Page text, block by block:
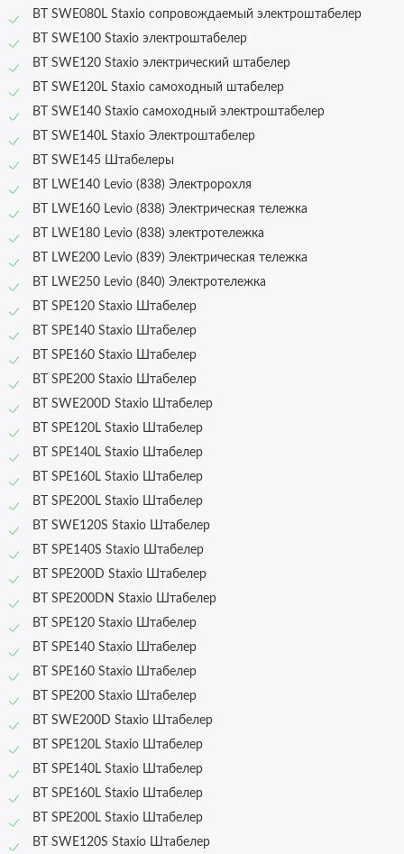
BT SWE080L Staxio сопровождаемый электроштабелер
BT SWE100 Staxio электроштабелер
BT SWE120 Staxio электрический штабелер
BT SWE120L Staxio самоходный штабелер
BT SWE140 Staxio самоходный электроштабелер
BT SWE140L Staxio Электроштабелер
BT SWE145 Штабелеры
BT LWE140 Levio (838) Электророхля
BT LWE160 Levio (838) Электрическая тележка
BT LWE180 Levio (838) электротележка
BT LWE200 Levio (839) Электрическая тележка
BT LWE250 Levio (840) Электротележка
BT SPE120 Staxio Штабелер
BT SPE140 Staxio Штабелер
BT SPE160 Staxio Штабелер
BT SPE200 Staxio Штабелер
BT SWE200D Staxio Штабелер
BT SPE120L Staxio Штабелер
BT SPE140L Staxio Штабелер
BT SPE160L Staxio Штабелер
BT SPE200L Staxio Штабелер
BT SWE120S Staxio Штабелер
BT SPE140S Staxio Штабелер
BT SPE200D Staxio Штабелер
BT SPE200DN Staxio Штабелер
BT SPE120 Staxio Штабелер
BT SPE140 Staxio Штабелер
BT SPE160 Staxio Штабелер
BT SPE200 Staxio Штабелер
BT SWE200D Staxio Штабелер
BT SPE120L Staxio Штабелер
BT SPE140L Staxio Штабелер
BT SPE160L Staxio Штабелер
BT SPE200L Staxio Штабелер
BT SWE120S Staxio Штабелер